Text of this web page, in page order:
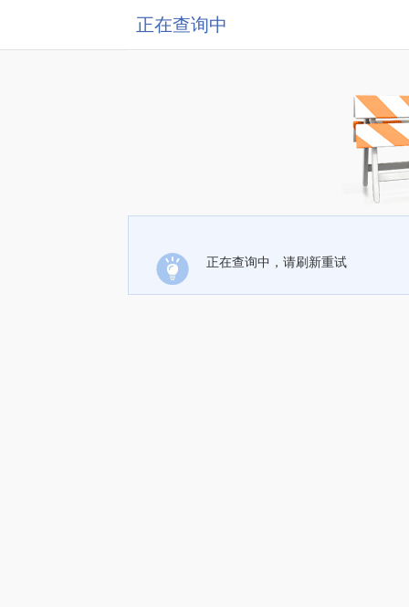
正在查询中
正在查询中，请刷新重试